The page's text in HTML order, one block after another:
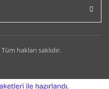
Tüm hakları saklıdır.
e-